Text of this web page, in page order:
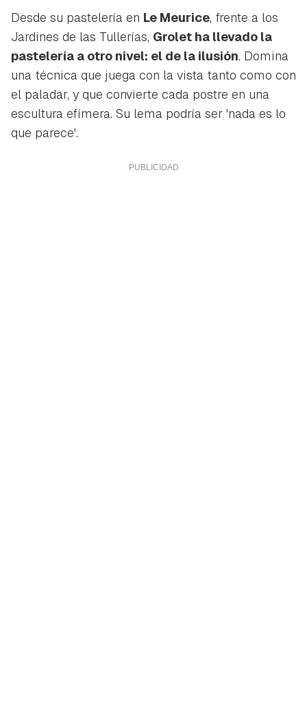
Desde su pastelería en Le Meurice, frente a los
Jardines de las Tullerías, Grolet ha llevado la
pastelería a otro nivel: el de la ilusión. Domina
una técnica que juega con la vista tanto como con
el paladar, y que convierte cada postre en una
escultura efímera. Su lema podría ser 'nada es lo
que parece'.